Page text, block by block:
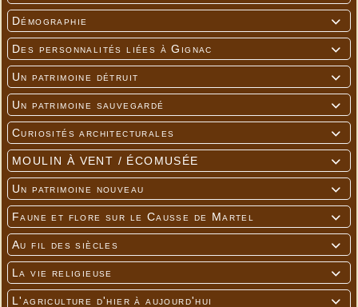

Démographie

Des personnalités liées à Gignac

Un patrimoine détruit

Un patrimoine sauvegardé

Curiosités architecturales

MOULIN À VENT / ÉCOMUSÉE

Un patrimoine nouveau

Faune et flore sur le Causse de Martel

Au fil des siècles

La vie religieuse

L'agriculture d'hier à aujourd'hui